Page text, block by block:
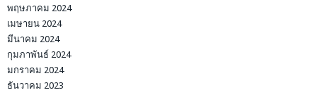
พฤษภาคม 2024
เมษายน 2024
มีนาคม 2024
กุมภาพันธ์ 2024
มกราคม 2024
ธันวาคม 2023